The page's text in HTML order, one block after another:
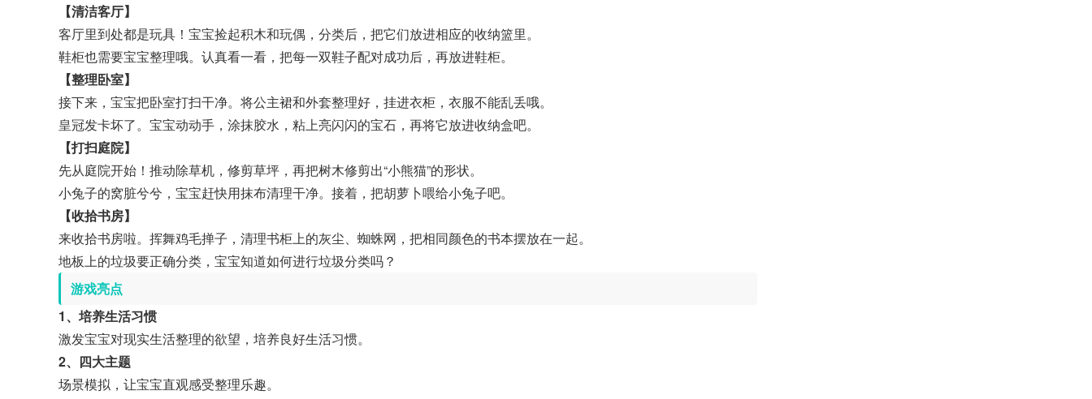
【清洁客厅】
客厅里到处都是玩具！宝宝捡起积木和玩偶，分类后，把它们放进相应的收纳篮里。
鞋柜也需要宝宝整理哦。认真看一看，把每一双鞋子配对成功后，再放进鞋柜。
【整理卧室】
接下来，宝宝把卧室打扫干净。将公主裙和外套整理好，挂进衣柜，衣服不能乱丢哦。
皇冠发卡坏了。宝宝动动手，涂抹胶水，粘上亮闪闪的宝石，再将它放进收纳盒吧。
【打扫庭院】
先从庭院开始！推动除草机，修剪草坪，再把树木修剪出“小熊猫”的形状。
小兔子的窝脏兮兮，宝宝赶快用抹布清理干净。接着，把胡萝卜喂给小兔子吧。
【收拾书房】
来收拾书房啦。挥舞鸡毛掸子，清理书柜上的灰尘、蜘蛛网，把相同颜色的书本摆放在一起。
地板上的垃圾要正确分类，宝宝知道如何进行垃圾分类吗？
游戏亮点
1、培养生活习惯
激发宝宝对现实生活整理的欲望，培养良好生活习惯。
2、四大主题
场景模拟，让宝宝直观感受整理乐趣。